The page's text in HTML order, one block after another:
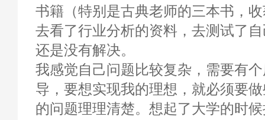
书籍（特别是古典老师的三本书，
去看了行业分析的资料，去测试了
还是没有解决。
我感觉自己问题比较复杂，需要有
导，要想实现我的理想，就必须要
的问题理理清楚。想起了大学的时